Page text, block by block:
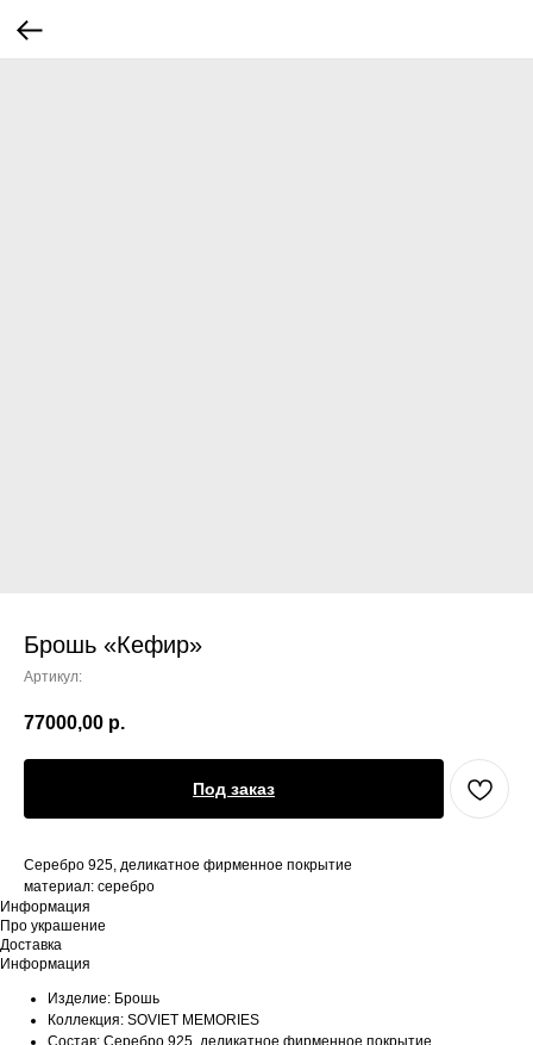
Брошь «Кефир»
Артикул:
77000,00 р.
Под заказ
Серебро 925, деликатное фирменное покрытие
материал: серебро
Информация
Про украшение
Доставка
Информация
Изделие: Брошь
Коллекция: SOVIET MEMORIES